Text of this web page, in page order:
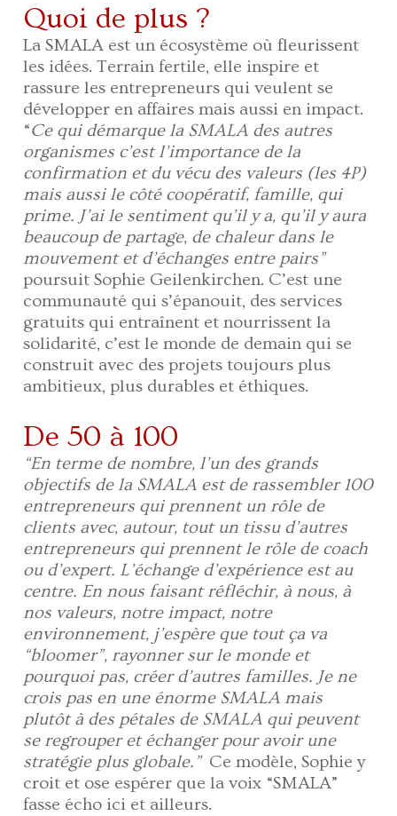
Quoi de plus ?
La SMALA est un écosystème où fleurissent
les idées. Terrain fertile, elle inspire et
rassure les entrepreneurs qui veulent se
développer en affaires mais aussi en impact.
“Ce qui démarque la SMALA des autres
organismes c’est l’importance de la
confirmation et du vécu des valeurs (les 4P)
mais aussi le côté coopératif, famille, qui
prime. J’ai le sentiment qu’il y a, qu’il y aura
beaucoup de partage, de chaleur dans le
mouvement et d’échanges entre pairs”
poursuit Sophie Geilenkirchen. C’est une
communauté qui s’épanouit, des services
gratuits qui entraînent et nourrissent la
solidarité, c’est le monde de demain qui se
construit avec des projets toujours plus
ambitieux, plus durables et éthiques.
De 50 à 100
“En terme de nombre, l’un des grands
objectifs de la SMALA est de rassembler 100
entrepreneurs qui prennent un rôle de
clients avec, autour, tout un tissu d’autres
entrepreneurs qui prennent le rôle de coach
ou d’expert. L’échange d’expérience est au
centre. En nous faisant réfléchir, à nous, à
nos valeurs, notre impact, notre
environnement, j’espère que tout ça va
“bloomer”, rayonner sur le monde et
pourquoi pas, créer d’autres familles. Je ne
crois pas en une énorme SMALA mais
plutôt à des pétales de SMALA qui peuvent
se regrouper et échanger pour avoir une
stratégie plus globale.” Ce modèle, Sophie y
croit et ose espérer que la voix “SMALA”
fasse écho ici et ailleurs.